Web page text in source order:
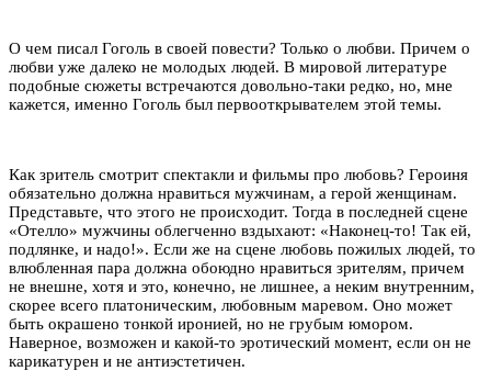
О чем писал Гоголь в своей повести? Только о любви. Причем о
любви уже далеко не молодых людей. В мировой литературе
подобные сюжеты встречаются довольно-таки редко, но, мне
кажется, именно Гоголь был первооткрывателем этой темы.
Как зритель смотрит спектакли и фильмы про любовь? Героиня
обязательно должна нравиться мужчинам, а герой женщинам.
Представьте, что этого не происходит. Тогда в последней сцене
«Отелло» мужчины облегченно вздыхают: «Наконец-то! Так ей,
подлянке, и надо!». Если же на сцене любовь пожилых людей, то
влюбленная пара должна обоюдно нравиться зрителям, причем
не внешне, хотя и это, конечно, не лишнее, а неким внутренним,
скорее всего платоническим, любовным маревом. Оно может
быть окрашено тонкой иронией, но не грубым юмором.
Наверное, возможен и какой-то эротический момент, если он не
карикатурен и не антиэстетичен.